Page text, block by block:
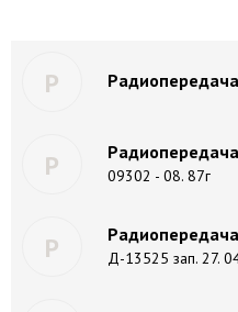
Р
Р 09302 - 08. 87г
Р Д-13525 зап. 27.